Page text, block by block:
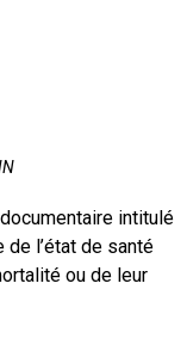
intitulé
de l’état de santé
ou de leur